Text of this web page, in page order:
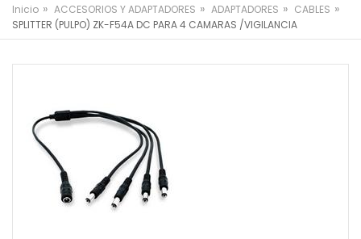
Inicio » ACCESORIOS Y ADAPTADORES » ADAPTADORES » CABLES »
SPLITTER (PULPO) ZK-F54A DC PARA 4 CAMARAS /VIGILANCIA